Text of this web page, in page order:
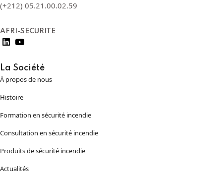
(+212) 05.21.00.02.59
AFRI-SECURITE
La Société
À propos de nous
Histoire
Formation en sécurité incendie
Consultation en sécurité incendie
Produits de sécurité incendie
Actualités